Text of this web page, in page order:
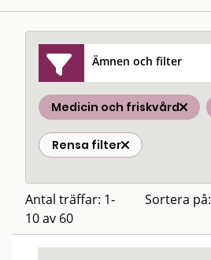
Ämnen och filter
Medicin och friskvård
Rensa filter
Antal träffar: 1-
10 av 60
Sortera på: